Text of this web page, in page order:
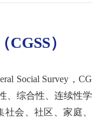
）
Social Survey，CG
、综合性、连续性学
会、社区、家庭、